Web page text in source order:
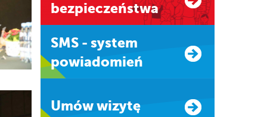
bezpieczeństwa
SMS - system
powiadomień
Umów wizytę